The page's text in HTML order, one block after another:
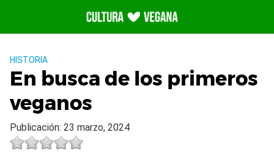
contenido
HISTORIA
En busca de los primeros
veganos
Publicación: 23 marzo, 2024